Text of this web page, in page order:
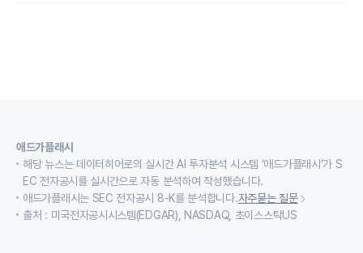
애드가플래시
해당 뉴스는 데이터히어로의 실시간 AI 투자분석 시스템 ‘애드가플래시’가 S
EC 전자공시를 실시간으로 자동 분석하여 작성했습니다.
애드가플래시는 SEC 전자공시 8-K를 분석합니다.자주묻는 질문
출처 : 미국전자공시시스템(EDGAR), NASDAQ, 초이스스탁US